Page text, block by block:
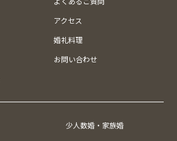
アクセス
婚礼料理
お問い合わせ
少人数婚・家族婚